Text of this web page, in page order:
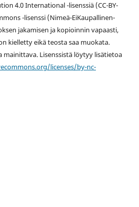
4.0 International -lisenssiä (CC-BY-
-lisenssi(Nimeä-EiKaupallinen-
jakamisen ja kopioinnin vapaasti,
kielletty eikä teosta saa muokata.
mainittava. Lisenssistä löytyy lisätietoa
licenses/by-nc-